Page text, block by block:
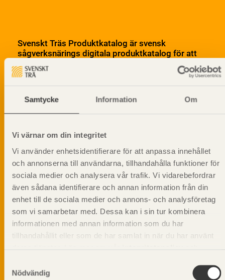
Samtycke Information Om
Vi värnar om din integritet
Vi använder enhetsidentifierare för att anpassa innehållet
och annonserna till användarna, tillhandahålla funktioner för
sociala medier och analysera vår trafik. Vi vidarebefordrar
även sådana identifierare och annan information från din
enhet till de sociala medier och annons- och analysföretag
som vi samarbetar med. Dessa kan i sin tur kombinera
informationen med annan information som du har
tillhandahållit eller som de har samlat in när du har använt
Nödvändig
Svenskt Träs Produktkatalog är svensk
sågverksnärings digitala produktkatalog för att
beskriva träprodukter och deras unika
egenskaper.
Dela på
Prenumerera på Svenskt Träs
informationsutskick!